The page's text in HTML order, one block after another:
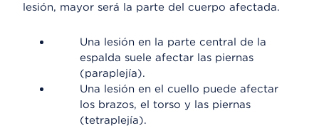
lesión, mayor será la parte del cuerpo afectada.
Una lesión en la parte central de la
espalda suele afectar las piernas
(paraplejía).
Una lesión en el cuello puede afectar
los brazos, el torso y las piernas
(tetraplejía).